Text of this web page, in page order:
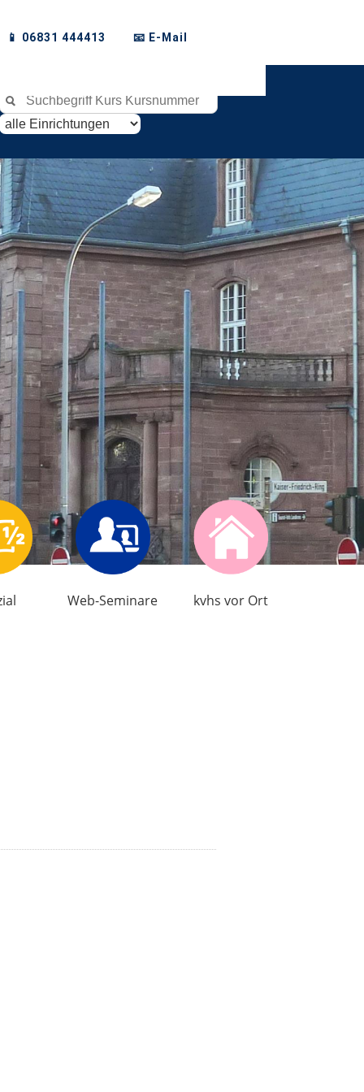
📱 06831 444413 📧 E-Mail
Web-Seminare kvhs vor Ort